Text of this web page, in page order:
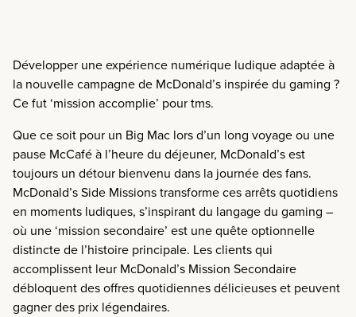
Développer une expérience numérique ludique adaptée à
la nouvelle campagne de McDonald’s inspirée du gaming ?
Ce fut ‘mission accomplie’ pourtms.
Que ce soit pour un Big Mac lors d’un long voyage ou une
pause McCafé à l’heure du déjeuner, McDonald’s est
toujours un détour bienvenu dans la journée des fans.
McDonald’s Side Missions transforme ces arrêts quotidiens
en moments ludiques, s’inspirantdu langage du gaming –
où une ‘mission secondaire’ est une quête optionnelle
distincte de l’histoire principale. Les clients qui
accomplissent leur McDonald’s Mission Secondaire
débloquent des offres quotidiennes délicieuses et peuvent
gagner des prix légendaires.